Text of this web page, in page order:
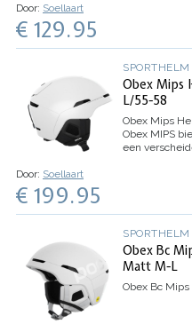
Door: Soellaart
€ 129.95
SPORTHELM
Obex Mips
L/55-58
Obex Mips
Obex MIPS
een
geventileerd,
Door: Soellaart
€ 199.95
SPORTHELM
Obex Bc
Matt M-L
Obex Bc